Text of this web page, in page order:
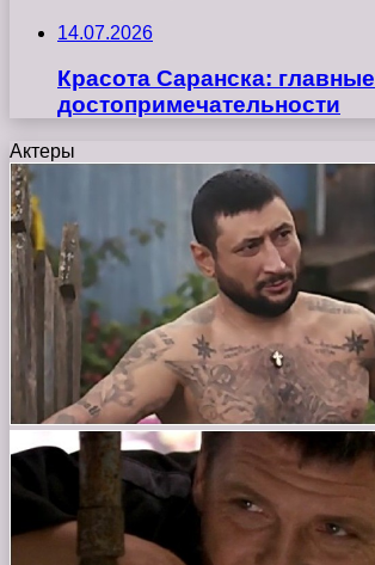
14.07.2026
Красота Саранска: главные
достопримечательности
Актеры